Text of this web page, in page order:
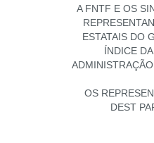
A FNTF E OS
ESTATAIS DO
ÍNDICE
OS
DEST